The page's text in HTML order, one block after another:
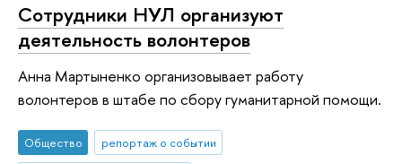
Сотрудники НУЛ организуют
деятельность волонтеров
Анна Мартыненко организовывает работу
волонтеров в штабе по сбору гуманитарной помощи.
Общество
репортаж о событии